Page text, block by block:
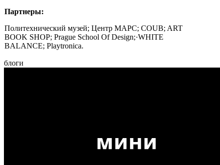
Партнеры:
Политехнический музей; Центр МАРС; COUB; ART
BOOK SHOP; Prague School Of Design;·WHITE
BALANCE; Playtronica.
блоги